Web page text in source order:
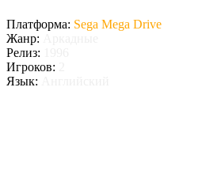
Платформа: Sega Mega Drive
Жанр:
Релиз:
Игроков:
Язык: